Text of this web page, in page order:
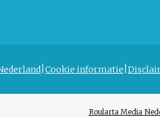
Cookie informatie
Roularta Media